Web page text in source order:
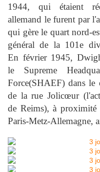
1944, qui étaient
allemand le furent par
qui gère le quart nord-
général de la 101e
En février 1945,
le Supreme
Force(SHAEF) dans le
de la rue Jolicœur
de Reims), à
Paris-Metz-Allemagne,